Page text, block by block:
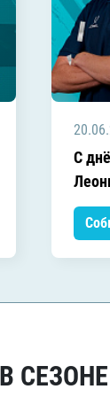
C